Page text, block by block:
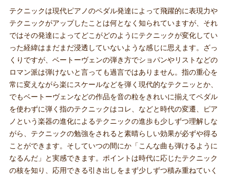
テクニックは現代ピアノのペダル発達によって飛躍的に表現力や
テクニックがアップしたことは何となく知られていますが、それ
ではその発達によってどこがどのようにテクニックが変化してい
った経緯はまだまだ浸透していないような感じに思えます。ざっ
くりですが、ベートーヴェンの弾き方でショパンやリストなどの
ロマン派は弾けないと言っても過言ではありません。指の重心を
常に変えながら楽にスケールなどを弾く現代的なテクニッとか、
でもベートーヴェンなどの作品を音の粒をきれいに揃えてペダル
を使わずに弾く指のテクニックはコレ、などと時代の変遷、ピア
ノという楽器の進化によるテクニックの進歩も少しずつ理解しな
がら、テクニックの勉強をされると素晴らしい効果が必ずや得る
ことができます。そしていつの間にか「こんな曲も弾けるように
なるんだ」と実感できます。ポイントは時代に応じたテクニック
の核を知り、応用できる引き出しをまず少しずつ積み重ねていく